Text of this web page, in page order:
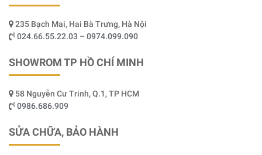
235 Bạch Mai, Hai Bà Trưng, Hà Nội
024.66.55.22.03 – 0974.099.090
SHOWROM TP HỒ CHÍ MINH
58 Nguyễn Cư Trinh, Q.1, TP HCM
0986.686.909
SỬA CHỮA, BẢO HÀNH